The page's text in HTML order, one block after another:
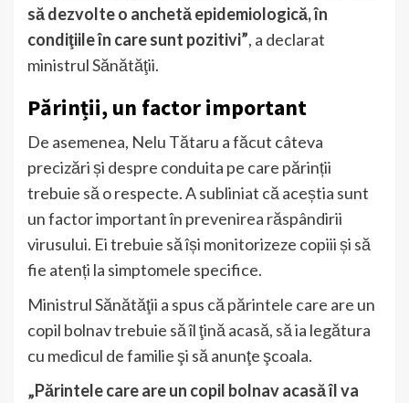
să dezvolte o anchetă epidemiologică, în
condiţiile în care sunt pozitivi”, a declarat
ministrul Sănătăţii.
Părinții, un factor important
De asemenea, Nelu Tătaru a făcut câteva
precizări și despre conduita pe care părinții
trebuie să o respecte. A subliniat că aceștia sunt
un factor important în prevenirea răspândirii
virusului. Ei trebuie să își monitorizeze copiii și să
fie atenți la simptomele specifice.
Ministrul Sănătăţii a spus că părintele care are un
copil bolnav trebuie să îl ţină acasă, să ia legătura
cu medicul de familie şi să anunţe şcoala.
„Părintele care are un copil bolnav acasă îl va